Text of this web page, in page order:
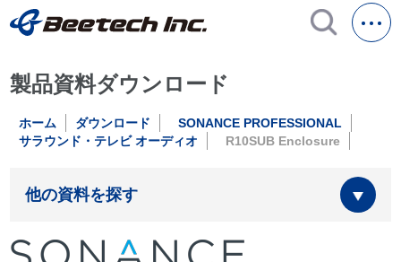
製品資料ダウンロード
ホーム ダウンロード
SONANCE PROFESSIONAL
サラウンド・テレビ オーディオ
R10SUB Enclosure
他の資料を探す